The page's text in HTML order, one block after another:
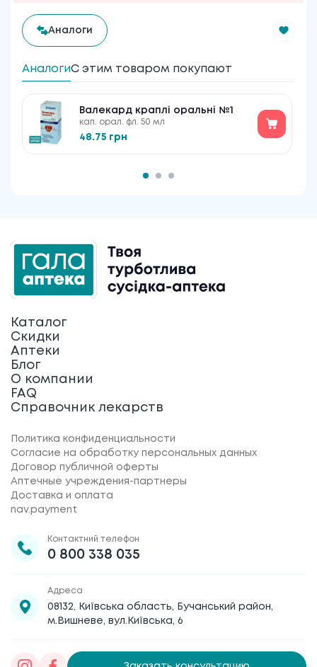
Аналоги
АналогиС этим товаром покупают
Валекард краплі оральні №1
кап. орал. фл. 50 мл
48.75 грн
Каталог
Скидки
Аптеки
Блог
О компании
FAQ
Справочник лекарств
Политика конфиденциальности
Согласие на обработку персональных данных
Договор публичной оферты
Аптечные учреждения-партнеры
Доставка и оплата
nav.payment
Контактний телефон
0 800 338 035
Адреса
08132, Київська область, Бучанський район,
м.Вишневе, вул.Київська, 6